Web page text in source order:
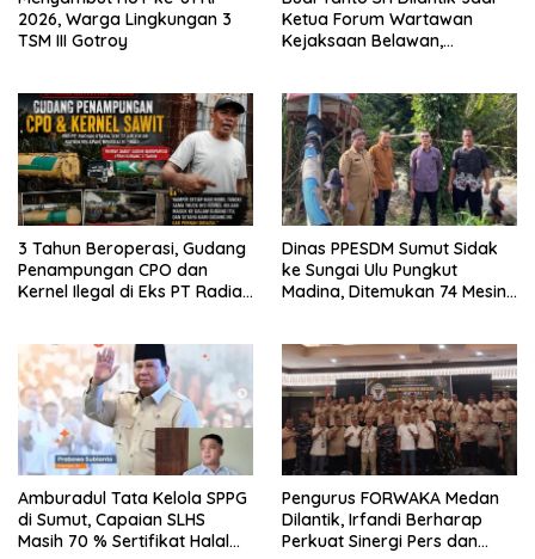
2026, Warga Lingkungan 3
TSM III Gotroy
Ketua Forum Wartawan
Kejaksaan Belawan,
Pendampingan Hukum dan
Ekomoni Semua Anggota
3 Tahun Beroperasi, Gudang
Penampungan CPO dan
Kernel Ilegal di Eks PT Radian
Dinas PPESDM Sumut Sidak
ke Sungai Ulu Pungkut
Madina, Ditemukan 74 Mesin
Rusak
Amburadul Tata Kelola SPPG
di Sumut, Capaian SLHS
Masih 70 % Sertifikat Halal
Pengurus FORWAKA Medan
Dilantik, Irfandi Berharap
Perkuat Sinergi Pers dan